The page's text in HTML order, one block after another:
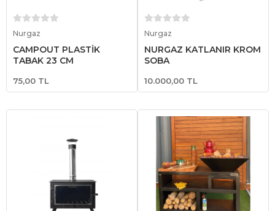
Nurgaz
CAMPOUT PLASTİK
TABAK 23 CM
75,00 TL
Nurgaz
NURGAZ KATLANIR KROM
SOBA
10.000,00 TL